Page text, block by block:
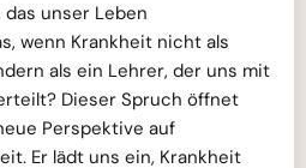
unser Leben
wenn Krankheit nicht als
als ein Lehrer, der uns mit
Dieser Spruch öffnet
Perspektive auf
Er lädt uns ein, Krankheit